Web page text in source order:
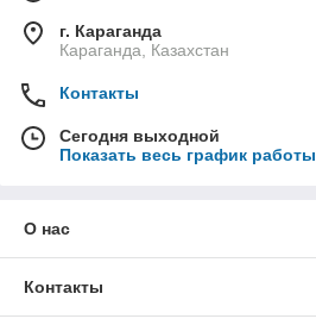
г. Караганда
Караганда, Казахстан
Контакты
Сегодня выходной
Показать весь график работы
О нас
Контакты